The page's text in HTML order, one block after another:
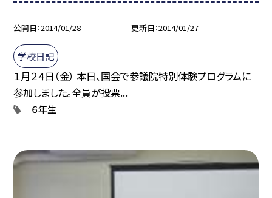
公開日 2014/01/28 更新日 2014/01/27
学校日記
１月２４日（金） 本日、国会で参議院特別体験プログラムに
参加しました。全員が投票...
６年生